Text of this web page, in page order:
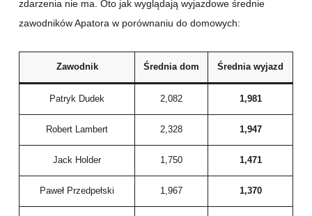
zdarzenia nie ma. Oto jak wyglądają wyjazdowe średnie
zawodników Apatora w porównaniu do domowych:
Zawodnik Średnia dom Średnia wyjazd
Patryk Dudek 2,082 1,981
Robert Lambert 2,328 1,947
Jack Holder 1,750 1,471
Paweł Przedpełski 1,967 1,370